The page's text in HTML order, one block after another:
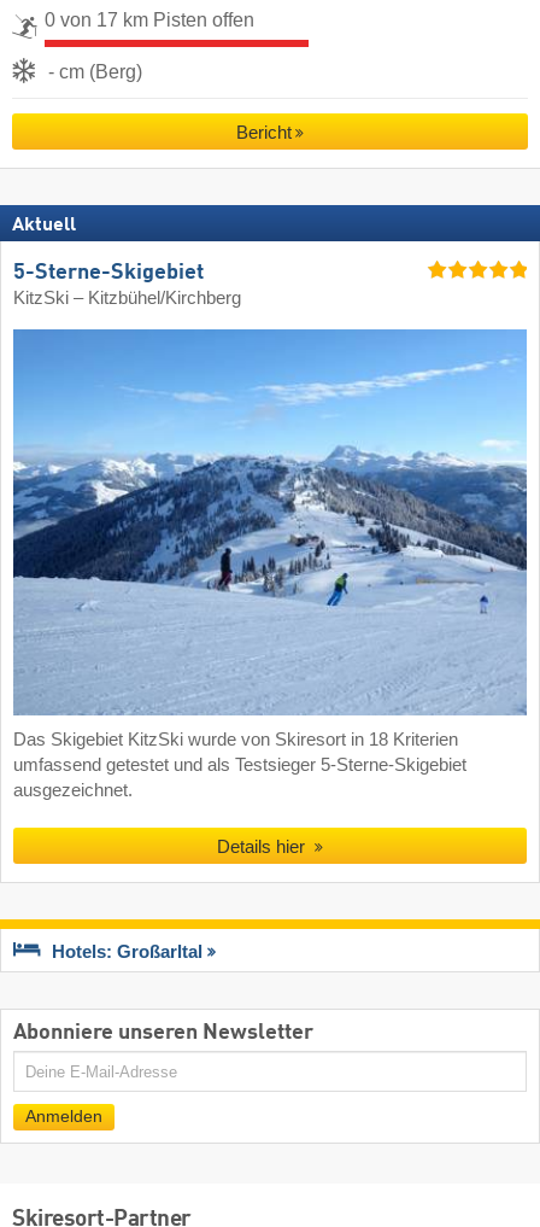
0 von 17 km Pisten offen
- cm (Berg)
Bericht
Aktuell
5-Sterne-Skigebiet
KitzSki – Kitzbühel/​Kirchberg
Das Skigebiet KitzSki wurde von Skiresort in 18 Kriterien
umfassend getestet und als Testsieger 5-Sterne-Skigebiet
ausgezeichnet.
Details hier
Hotels: Großarltal
Abonniere unseren Newsletter
E-
Anmelden
Skiresort-Partner